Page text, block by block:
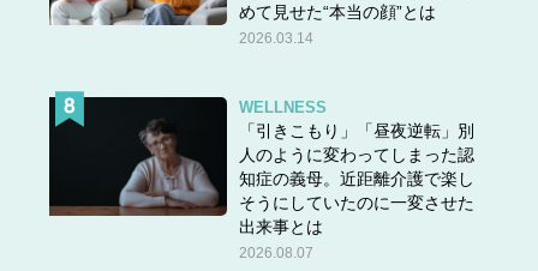
めて見せた“本当の顔”とは
2026.03.14
WELLNESS
「引きこもり」「昼夜逆転」別
人のように変わってしまった認
知症の義母。近距離介護で楽し
そうにしていたのに一変させた
出来事とは
2026.08.07